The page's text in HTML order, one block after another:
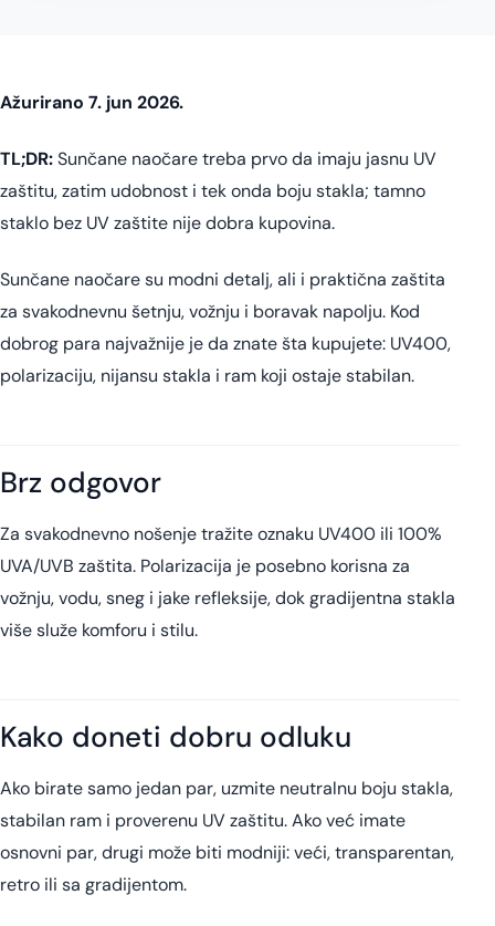
Ažurirano 7. jun 2026.
TL;DR:Sunčane naočare treba prvo da imaju jasnu UV
zaštitu, zatim udobnost i tek onda boju stakla; tamno
staklo bez UV zaštite nije dobra kupovina.
Sunčane naočare su modni detalj, ali i praktična zaštita
za svakodnevnu šetnju, vožnju i boravak napolju. Kod
dobrog para najvažnije je da znate šta kupujete: UV400,
polarizaciju, nijansu stakla i ram koji ostaje stabilan.
Brz odgovor
Za svakodnevno nošenje tražite oznaku UV400 ili 100%
UVA/UVB zaštita. Polarizacija je posebno korisna za
vožnju, vodu, sneg i jake refleksije, dok gradijentna stakla
više služe komforu i stilu.
Kako doneti dobru odluku
Ako birate samo jedan par, uzmite neutralnu boju stakla,
stabilan ram i proverenu UV zaštitu. Ako već imate
osnovni par, drugi može biti modniji: veći, transparentan,
retro ili sa gradijentom.